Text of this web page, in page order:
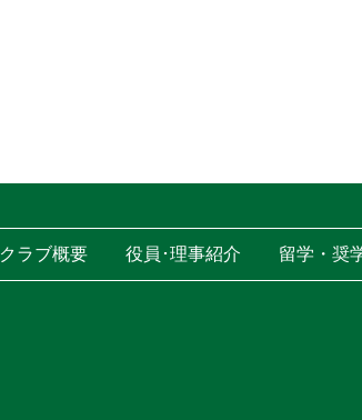
クラブ概要 役員･理事紹介 留学・奨